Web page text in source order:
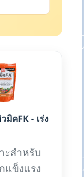
มิคFK - เร่ง
ะสำหรับ
แข็งแรง